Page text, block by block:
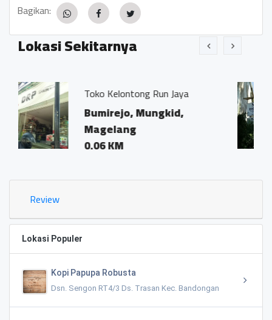
Bagikan:
Lokasi Sekitarnya
Run Jaya
Mungkid,
Kantor Notaris
Ivo Marius, SH"
Bumirejo,
Magelang
Review
Lokasi Populer
Kopi Papupa Robusta
Dsn. Sengon RT4/3 Ds. Trasan Kec. Bandongan